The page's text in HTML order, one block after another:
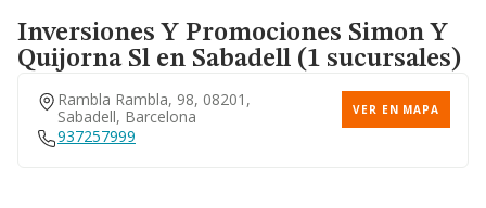
Inversiones Y Promociones Simon Y
Quijorna Sl en Sabadell (1 sucursales)
Rambla Rambla, 98, 08201,
Sabadell, Barcelona
VER EN MAPA
937257999